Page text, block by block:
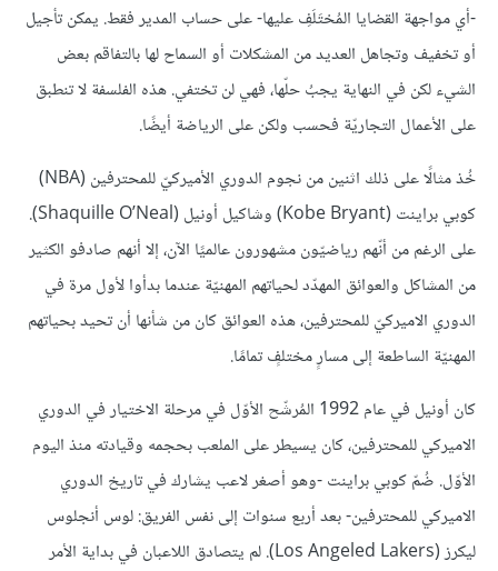
-أي مواجهة القضايا المُختَلَفِ عليها- على حساب المدير فقط. يمكن تأجيل
أو تخفيف وتجاهل العديد من المشكلات أو السماح لها بالتفاقم بعض
الشيء لكن في النهاية يجبُ حلّها، فهي لن تختفي. هذه الفلسفة لا تنطبق
على الأعمال التجاريّة فحسب ولكن على الرياضة أيضًا.
خُذ مثالًا على ذلك اثنين من نجوم الدوري الأميركيّ للمحترفين (NBA)
كوبي براينت (Kobe Bryant) وشاكيل أونيل (Shaquille O’Neal).
على الرغم من أنّهم رياضيّون مشهورون عالميًا الآن، إلا أنهم صادفو الكثير
من المشاكل والعوائق المهدّد لحياتهم المهنيّة عندما بدأوا لأول مرة في
الدوري الاميركيّ للمحترفين، هذه العوائق كان من شأنها أن تحيد بحياتهم
المهنيّة الساطعة إلى مسارٍ مختلفٍ تمامًا.
كان أونيل في عام 1992 المُرشّح الأوّل في مرحلة الاختيار في الدوري
الاميركي للمحترفين، كان يسيطر على الملعب بحجمه وقيادته منذ اليوم
الأوّل. ضُمّ كوبي براينت -وهو أصغر لاعب يشارك في تاريخ الدوري
الاميركي للمحترفين- بعد أربع سنوات إلى نفس الفريق: لوس أنجلوس
ليكرز (Los Angeled Lakers). لم يتصادق اللاعبان في بداية الأمر